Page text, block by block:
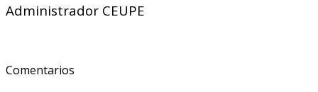
Administrador CEUPE
Comentarios